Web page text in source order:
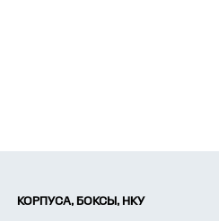
КОРПУСА, БОКСЫ, НКУ